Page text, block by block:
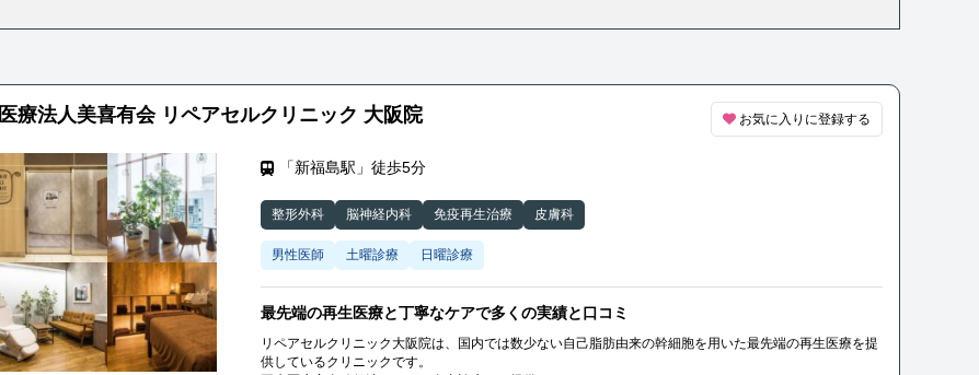
医療法人美喜有会 リペアセルクリニック 大阪院 お気に入りに登録する
「新福島駅」徒歩5分
整形外科 脳神経内科 免疫再生治療 皮膚科
男性医師 土曜診療 日曜診療
最先端の再生医療と丁寧なケアで多くの実績と口コミ
リペアセルクリニック大阪院は、国内では数少ない自己脂肪由来の幹細胞を用いた最先端の再生医療を提
供しているクリニックです。